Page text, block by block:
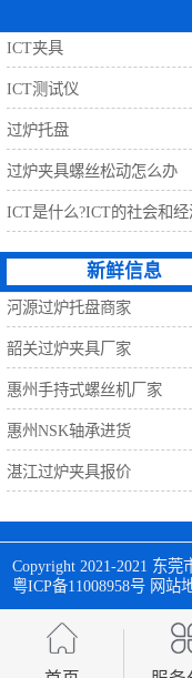
ICT夹具
ICT测试仪
过炉托盘
过炉夹具螺丝松动怎么办
ICT是什么?ICT的社会和
新鲜信息
河源过炉托盘商家
韶关过炉夹具厂家
惠州手持式螺丝机厂家
惠州NSK轴承进货
湛江过炉夹具报价
Copyright 2021-2021 东莞
粤ICP备11008958号 网站